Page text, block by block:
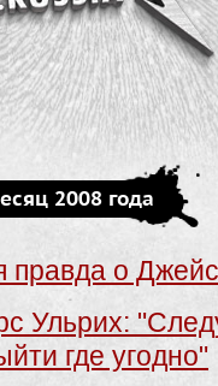
2008 года
правда о
Ульрих:
где угодно"